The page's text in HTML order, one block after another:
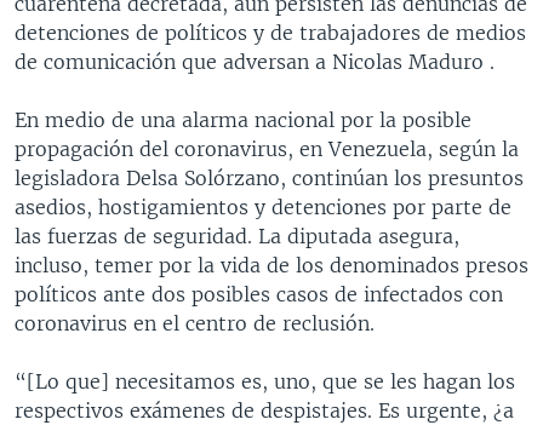
detenciones de políticos y de trabajadores de medios
de comunicación que adversan a Nicolas Maduro .
En medio de una alarma nacional por la posible
propagación del coronavirus, en Venezuela, según la
legisladora Delsa Solórzano, continúan los presuntos
asedios, hostigamientos y detenciones por parte de
las fuerzas de seguridad. La diputada asegura,
incluso, temer por la vida de los denominados presos
políticos ante dos posibles casos de infectados con
coronavirus en el centro de reclusión.
“[Lo que] necesitamos es, uno, que se les hagan los
respectivos exámenes de despistajes. Es urgente, ¿a